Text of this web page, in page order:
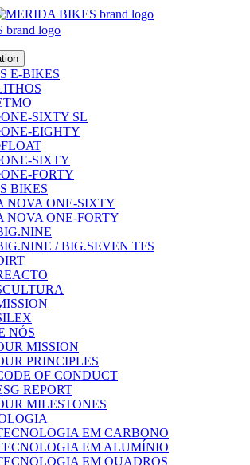
E-BIKES
SIXTY SL
EIGHTY
SIXTY
FORTY
BIKES
NOVA ONE-SIXTY
NOVA ONE-FORTY
/ BIG.SEVEN TFS
NÓS
MISSION
PRINCIPLES
OF CONDUCT
REPORT
MILESTONES
EM CARBONO
EM ALUMÍNIO
EM QUADROS